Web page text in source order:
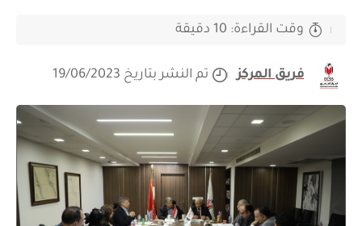
فريق المركز تم النشر بتاريخ 19/06/2023
وقت القراءة: 10 دقيقة